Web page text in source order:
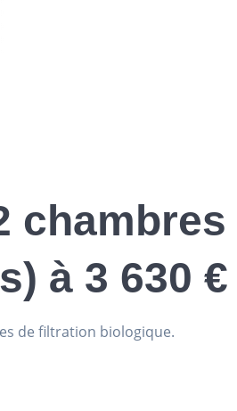
chambres
à 3 630 €
de filtration biologique.